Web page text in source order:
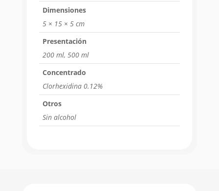
Dimensiones
5 × 15 × 5 cm
Presentación
200 ml, 500 ml
Concentrado
Clorhexidina 0.12%
Otros
Sin alcohol